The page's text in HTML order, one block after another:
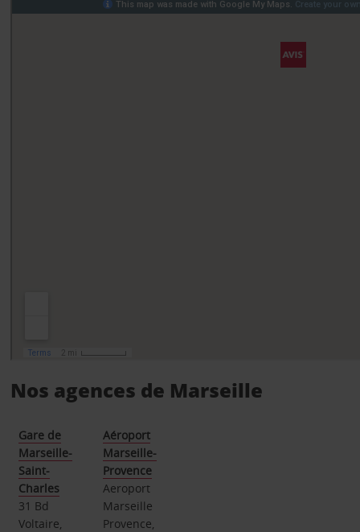
Nos agences de Marseille
Gare de
Marseille-
Saint-
Charles
31 Bd
Voltaire,
Aéroport
Marseille-
Provence
Aeroport
Marseille
Provence,